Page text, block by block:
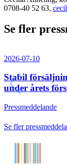
0708-40 52 63,
Se fler
2026-07-10
Stabil
under årets
Pressmeddelande
Se fler